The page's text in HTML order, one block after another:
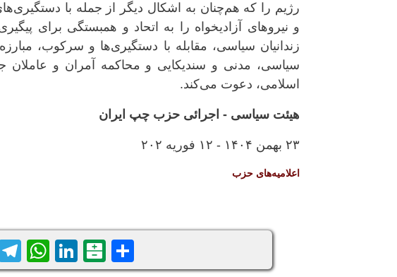
رژیم را کە هم‌چنان بە اشکال دیگر از جملە با
و نیروهای آزادیخواە را بە اتحاد و همبستگی برای
زندانیان سیاسی، مقابله با دستگیری‌ها و سرکوب،
سیاسی، مدنی و سندیکایی و محاکمە آمران و عاملان
اسلامی، دعوت می‌کند.
هیئت سیاسی - اجرائی حزب چپ ایران
۲۳ بهمن ۱۴۰۴ - ۱۲ فوريه ۲۰۲
اعلامیه‌های حزب
Share